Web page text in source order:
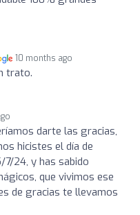
10 months ago
trato.
darte las gracias,
hicistes el día de
24, y has sabido
que vivimos ese
de gracias te llevamos